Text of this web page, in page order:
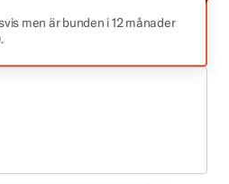
men är bunden i 12 månader